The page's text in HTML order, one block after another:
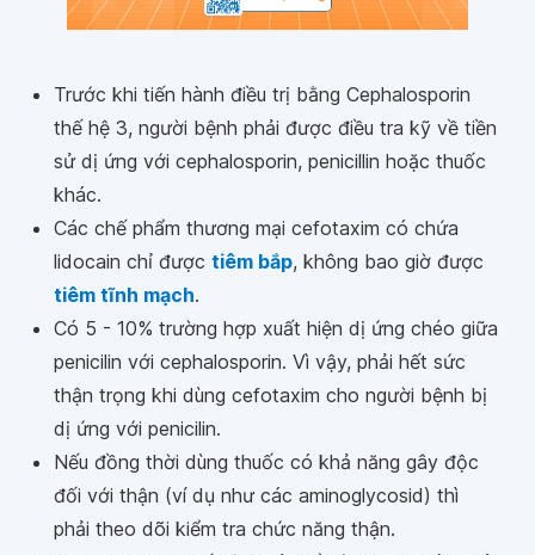
Trước khi tiến hành điều trị bằng Cephalosporin
thế hệ 3, người bệnh phải được điều tra kỹ về tiền
sử dị ứng với cephalosporin, penicillin hoặc thuốc
khác.
Các chế phẩm thương mại cefotaxim có chứa
lidocain chỉ được tiêm bắp, không bao giờ được
tiêm tĩnh mạch.
Có 5 - 10% trường hợp xuất hiện dị ứng chéo giữa
penicilin với cephalosporin. Vì vậy, phải hết sức
thận trọng khi dùng cefotaxim cho người bệnh bị
dị ứng với penicilin.
Nếu đồng thời dùng thuốc có khả năng gây độc
đối với thận (ví dụ như các aminoglycosid) thì
phải theo dõi kiểm tra chức năng thận.